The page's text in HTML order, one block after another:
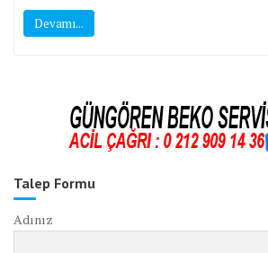
Devamı...
Talep Formu
Adınız